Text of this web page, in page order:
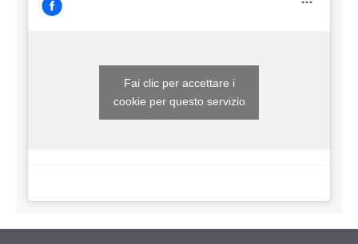
Fai clic per accettare i
cookie per questo servizio